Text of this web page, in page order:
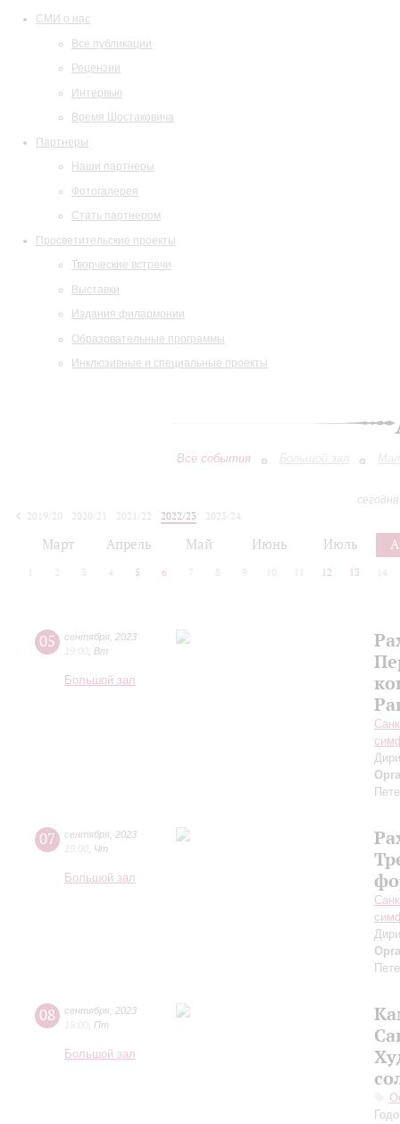
СМИ о нас
Все публикации
Рецензии
Интервью
Время Шостаковича
Партнеры
Наши партнеры
Фотогалерея
Стать партнером
Просветительские проекты
Творческие встречи
Выставки
Издания филармонии
Образовательные программы
Инклюзивные и специальные проекты
Все события Большой зал
2019/20
2020/21 2021/22 2022/23
2023/24
Март Апрель Май Июнь Июль
2 3 4 5 6 7 8 9 10 12 13 14
05 сентября 2023
19:00 Вт
Большой зал
07 сентября 2023
19:00 Чт
Большой зал
08 сентября 2023
19:00 Пт
Большой зал